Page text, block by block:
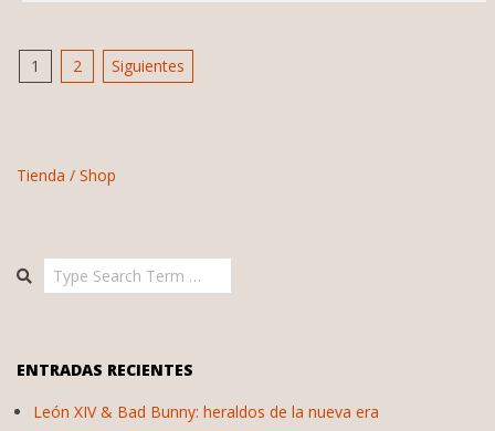
Paginación
1 2 Siguientes
Tienda / Shop
Search
ENTRADAS RECIENTES
León XIV & Bad Bunny: heraldos de la nueva era